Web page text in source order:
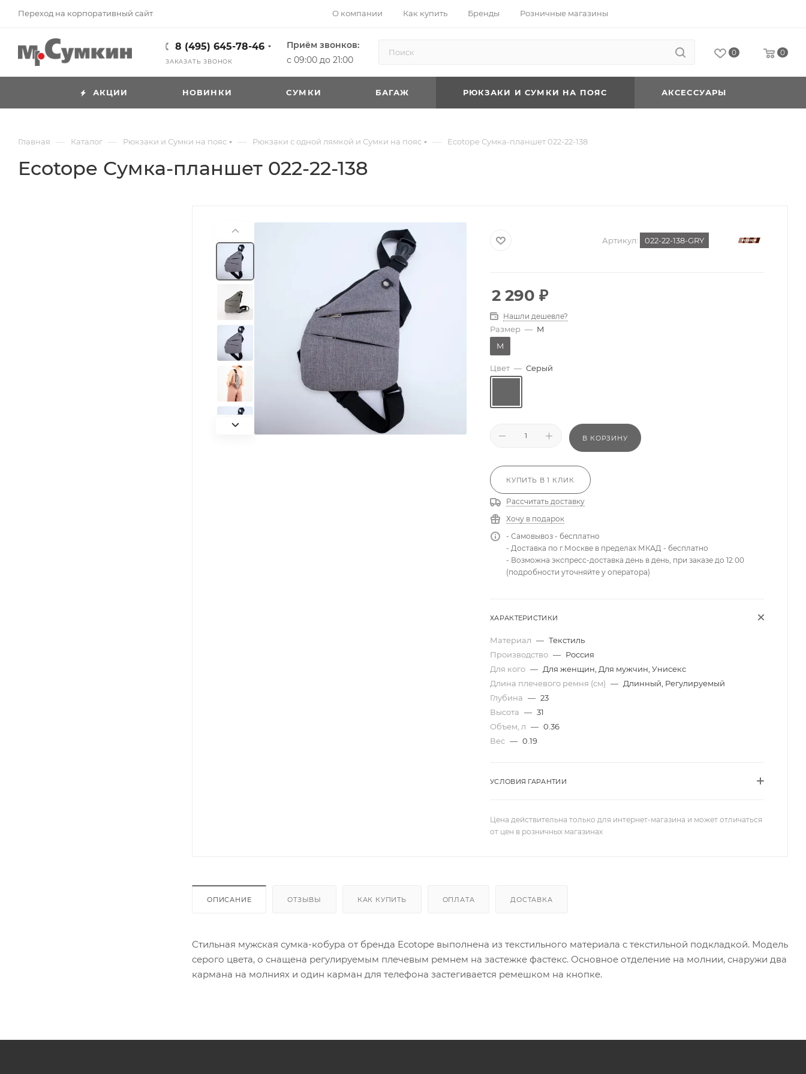
Переход на корпоративный сайт О компании Как купить Бренды Розничные магазины
8 (495) 645-78-46
ЗАКАЗАТЬ ЗВОНОК
Приём звонков:
с 09:00 до 21:00
0 0
АКЦИИ НОВИНКИ CУМКИ БАГАЖ РЮКЗАКИ И СУМКИ НА ПОЯС АКСЕССУАРЫ
Главная — Каталог — Рюкзаки и Сумки на пояс — Рюкзаки с одной лямкой и Сумки на пояс — Ecotope Сумка-планшет 022-22-138
Ecotope Сумка-планшет 022-22-138
Артикул: 022-22-138-GRY
2 290 ₽
Нашли дешевле?
Размер — M
M
Цвет — Серый
В КОРЗИНУ
КУПИТЬ В 1 КЛИК
Рассчитать доставку
Хочу в подарок
- Самовывоз - бесплатно
- Доставка по г.Москве в пределах МКАД - бесплатно
- Возможна экспресс-доставка день в день, при заказе до 12.00
(подробности уточняйте у оператора)
ХАРАКТЕРИСТИКИ
Материал — Текстиль
Производство — Россия
Для кого — Для женщин, Для мужчин, Унисекс
Длина плечевого ремня (см) — Длинный, Регулируемый
Глубина — 23
Высота — 31
Объем, л — 0.36
Вес — 0.19
УСЛОВИЯ ГАРАНТИИ
Цена действительна только для интернет-магазина и может отличаться
от цен в розничных магазинах
ОПИСАНИЕ ОТЗЫВЫ КАК КУПИТЬ ОПЛАТА ДОСТАВКА
Стильная мужская сумка-кобура от бренда Ecotope выполнена из текстильного материала с текстильной подкладкой. Модель
серого цвета, о снащена регулируемым плечевым ремнем на застежке фастекс. Основное отделение на молнии, снаружи два
кармана на молниях и один карман для телефона застегивается ремешком на кнопке.